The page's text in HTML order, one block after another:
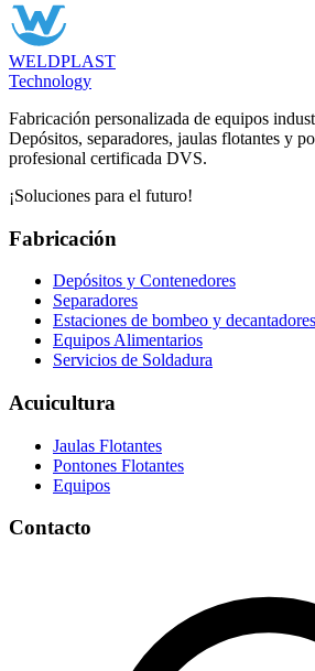
WELDPLAST
Technology
Fabricación personalizada de equipos
Depósitos, separadores, jaulas flotantes y
profesional certificada DVS.
¡Soluciones para el futuro!
Fabricación
Depósitos y Contenedores
Separadores
Estaciones de bombeo y decantadores
Equipos Alimentarios
Servicios de Soldadura
Acuicultura
Jaulas Flotantes
Pontones Flotantes
Equipos
Contacto